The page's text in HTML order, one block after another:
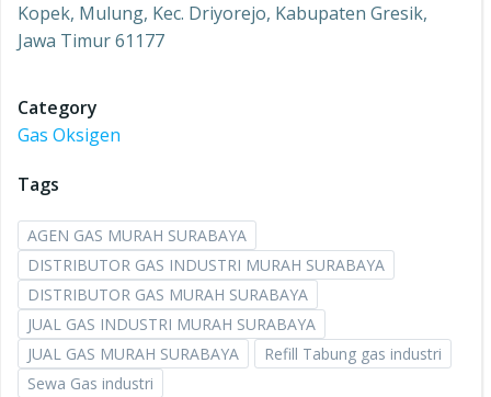
Kopek, Mulung, Kec. Driyorejo, Kabupaten Gresik,
Jawa Timur 61177
Category
Gas Oksigen
Tags
AGEN GAS MURAH SURABAYA
DISTRIBUTOR GAS INDUSTRI MURAH SURABAYA
DISTRIBUTOR GAS MURAH SURABAYA
JUAL GAS INDUSTRI MURAH SURABAYA
JUAL GAS MURAH SURABAYA
Refill Tabung gas industri
Sewa Gas industri